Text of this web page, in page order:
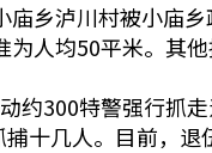
庙乡泸川村被小庙
为人均50平米。其
约300特警强行抓
十几人。目前，退